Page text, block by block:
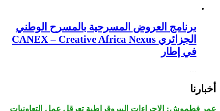
برنامج العروض المسرحية بالمسرح الوطني
الجزائري CANEX – Creative Africa Nexus
في إطار
…
أخبارنا
عمر فطموش: الإجراءات البيروقراطية تعرقل عمل التعاونيات